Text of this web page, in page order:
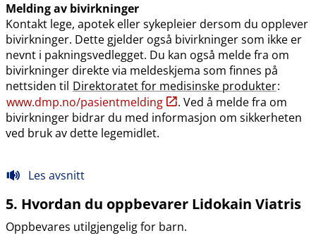
Melding av bivirkninger
Kontakt lege, apotek eller sykepleier dersom du opplever
bivirkninger. Dette gjelder også bivirkninger som ikke er
nevnt i pakningsvedlegget. Du kan også melde fra om
bivirkninger direkte via meldeskjema som finnes på
nettsiden til Direktoratet for medisinske produkter:
www.dmp.no​/​pasientmelding
. Ved å melde fra om
bivirkninger bidrar du med informasjon om sikkerheten
ved bruk av dette legemidlet.
Les avsnitt
5. Hvordan du oppbevarer Lidokain Viatris
Oppbevares utilgjengelig for barn.